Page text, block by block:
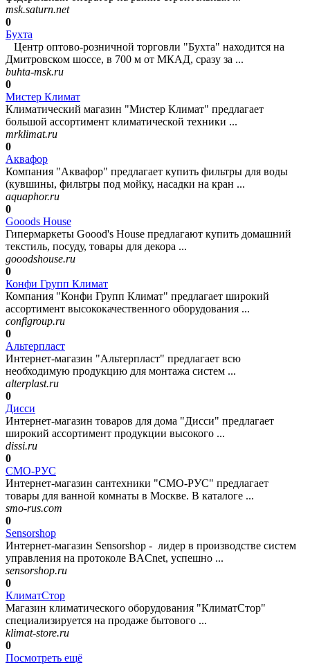
msk.saturn.net
0
Бухта
Центр оптово-розничной торговли "Бухта" находится на
Дмитровском шоссе, в 700 м от МКАД, сразу за ...
buhta-msk.ru
0
Мистер Климат
Климатический магазин "Мистер Климат" предлагает
большой ассортимент климатической техники ...
mrklimat.ru
0
Аквафор
Компания "Аквафор" предлагает купить фильтры для воды
(кувшины, фильтры под мойку, насадки на кран ...
aquaphor.ru
0
Gooods House
Гипермаркеты Goood's House предлагают купить домашний
текстиль, посуду, товары для декора ...
gooodshouse.ru
0
Конфи Групп Климат
Компания "Конфи Групп Климат" предлагает широкий
ассортимент высококачественного оборудования ...
configroup.ru
0
Альтерпласт
Интернет-магазин "Альтерпласт" предлагает всю
необходимую продукцию для монтажа систем ...
alterplast.ru
0
Дисси
Интернет-магазин товаров для дома "Дисси" предлагает
широкий ассортимент продукции высокого ...
dissi.ru
0
СМО-РУС
Интернет-магазин сантехники "СМО-РУС" предлагает
товары для ванной комнаты в Москве. В каталоге ...
smo-rus.com
0
Sensorshop
Интернет-магазин Sensorshop - лидер в производстве систем
управления на протоколе BACnet, успешно ...
sensorshop.ru
0
КлиматСтор
Магазин климатического оборудования "КлиматСтор"
специализируется на продаже бытового ...
klimat-store.ru
0
Посмотреть ещё